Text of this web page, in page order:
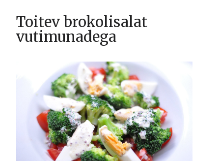
Toitev brokolisalat
vutimunadega